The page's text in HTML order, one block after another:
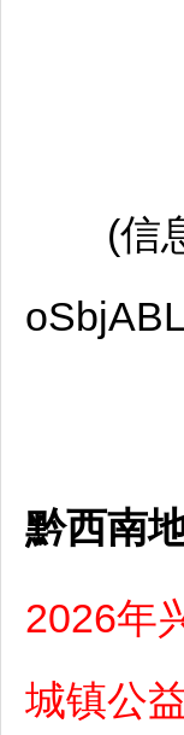
(信息
黔西南
2026年
城镇公